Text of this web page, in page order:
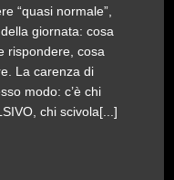
“quasi normale”,
giornata: cosa
rispondere, cosa
La carenza di
modo: c’è chi
chi scivola[...]